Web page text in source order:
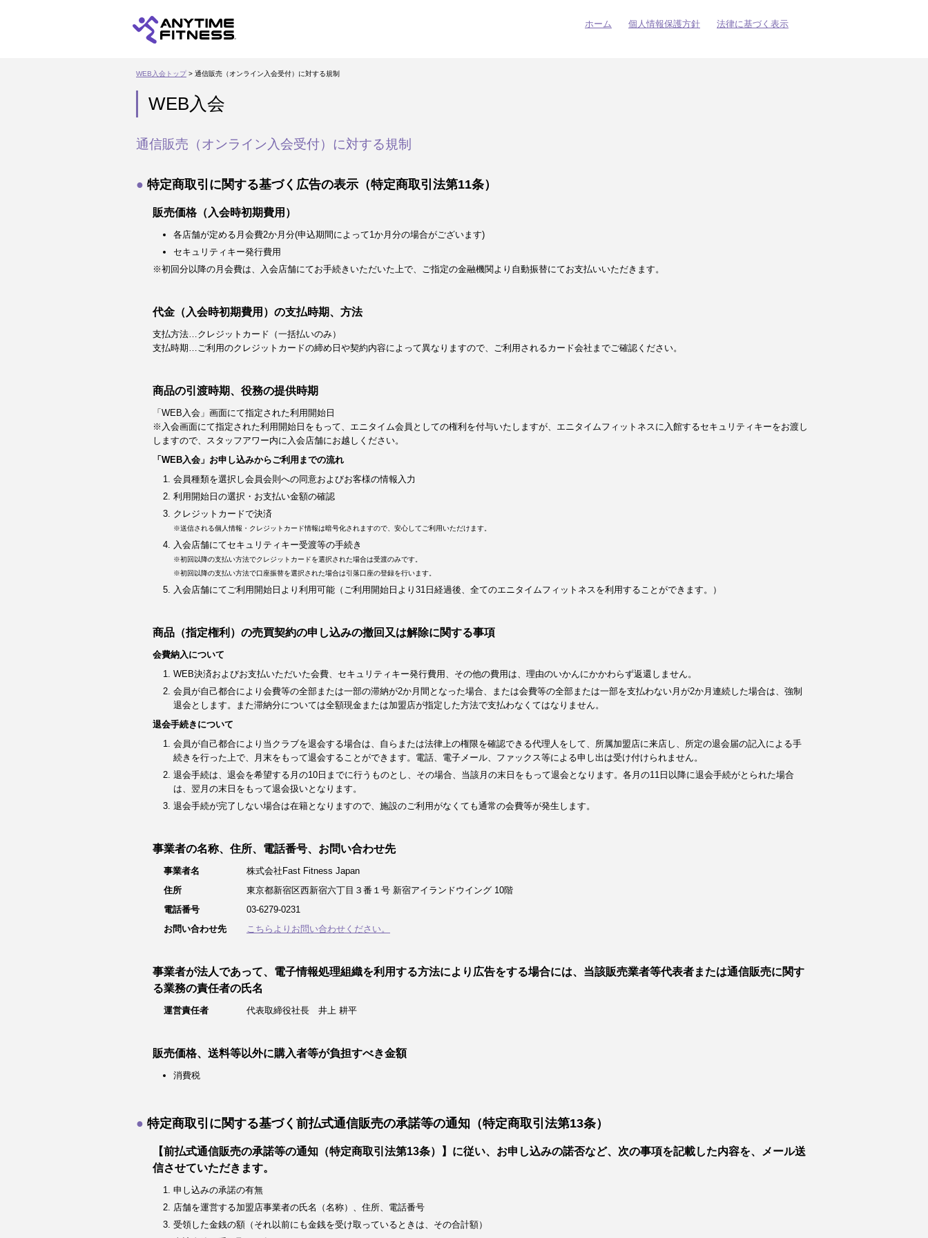
ホーム 個人情報保護方針 法律に基づく表示
WEB入会トップ> 通信販売（オンライン入会受付）に対する規制
WEB入会
通信販売（オンライン入会受付）に対する規制
特定商取引に関する基づく広告の表示（特定商取引法第11条）
販売価格（入会時初期費用）
各店舗が定める月会費2か月分(申込期間によって1か月分の場合がございます)
セキュリティキー発行費用
※初回分以降の月会費は、入会店舗にてお手続きいただいた上で、ご指定の金融機関より自動振替にてお支払いいただきます。
代金（入会時初期費用）の支払時期、方法
支払方法…クレジットカード（一括払いのみ）
支払時期…ご利用のクレジットカードの締め日や契約内容によって異なりますので、ご利用されるカード会社までご確認ください。
商品の引渡時期、役務の提供時期
「WEB入会」画面にて指定された利用開始日
※入会画面にて指定された利用開始日をもって、エニタイム会員としての権利を付与いたしますが、エニタイムフィットネスに入館するセキュリティキーをお渡し
しますので、スタッフアワー内に入会店舗にお越しください。
「WEB入会」お申し込みからご利用までの流れ
会員種類を選択し会員会則への同意およびお客様の情報入力
利用開始日の選択・お支払い金額の確認
クレジットカードで決済
※送信される個人情報・クレジットカード情報は暗号化されますので、安心してご利用いただけます。
入会店舗にてセキュリティキー受渡等の手続き
※初回以降の支払い方法でクレジットカードを選択された場合は受渡のみです。
※初回以降の支払い方法で口座振替を選択された場合は引落口座の登録を行います。
入会店舗にてご利用開始日より利用可能（ご利用開始日より31日経過後、全てのエニタイムフィットネスを利用することができます。）
商品（指定権利）の売買契約の申し込みの撤回又は解除に関する事項
会費納入について
WEB決済およびお支払いただいた会費、セキュリティキー発行費用、その他の費用は、理由のいかんにかかわらず返還しません。
会員が自己都合により会費等の全部または一部の滞納が2か月間となった場合、または会費等の全部または一部を支払わない月が2か月連続した場合は、強制
退会とします。また滞納分については全額現金または加盟店が指定した方法で支払わなくてはなりません。
退会手続きについて
会員が自己都合により当クラブを退会する場合は、自らまたは法律上の権限を確認できる代理人をして、所属加盟店に来店し、所定の退会届の記入による手
続きを行った上で、月末をもって退会することができます。電話、電子メール、ファックス等による申し出は受け付けられません。
退会手続は、退会を希望する月の10日までに行うものとし、その場合、当該月の末日をもって退会となります。各月の11日以降に退会手続がとられた場合
は、翌月の末日をもって退会扱いとなります。
退会手続が完了しない場合は在籍となりますので、施設のご利用がなくても通常の会費等が発生します。
事業者の名称、住所、電話番号、お問い合わせ先
事業者名
株式会社Fast Fitness Japan
住所
東京都新宿区西新宿六丁目３番１号 新宿アイランドウイング 10階
電話番号
03-6279-0231
お問い合わせ先
こちらよりお問い合わせください。
事業者が法人であって、電子情報処理組織を利用する方法により広告をする場合には、当該販売業者等代表者または通信販売に関す
る業務の責任者の氏名
運営責任者 代表取締役社長 井上 耕平
販売価格、送料等以外に購入者等が負担すべき金額
消費税
特定商取引に関する基づく前払式通信販売の承諾等の通知（特定商取引法第13条）
【前払式通信販売の承諾等の通知（特定商取引法第13条）】に従い、お申し込みの諾否など、次の事項を記載した内容を、メール送
信させていただきます。
申し込みの承諾の有無
店舗を運営する加盟店事業者の氏名（名称）、住所、電話番号
受領した金銭の額（それ以前にも金銭を受け取っているときは、その合計額）